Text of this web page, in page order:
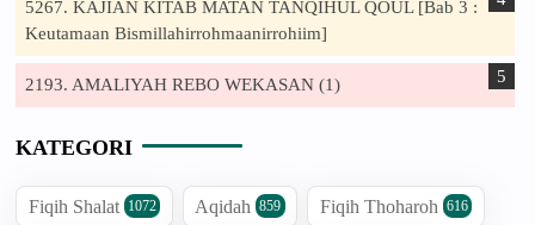
5267. KAJIAN KITAB MATAN TANQIHUL QOUL [Bab 3 :
Keutamaan Bismillahirrohmaanirrohiim]
2193. AMALIYAH REBO WEKASAN (1)
KATEGORI
Fiqih Shalat 1072 Aqidah 859 Fiqih Thoharoh 616